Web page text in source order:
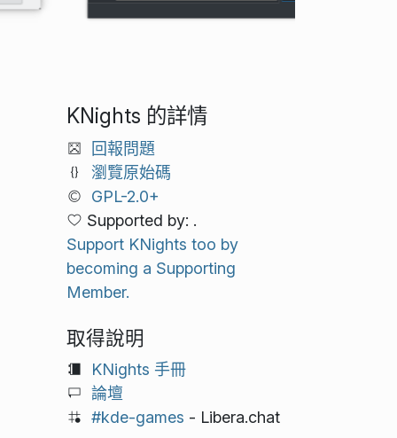
KNights 的詳情
回報問題
瀏覽原始碼
GPL-2.0+
Supported by: .
Support KNights too by
becoming a Supporting
Member.
取得說明
KNights 手冊
論壇
#kde-games - Libera.chat